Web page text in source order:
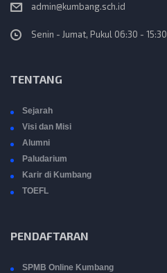
admin@kumbang.sch.id
Senin - Jumat, Pukul 06:30 - 15:30
TENTANG
Sejarah
Visi dan Misi
Alumni
Paludarium
Karir di Kumbang
TOEFL
PENDAFTARAN
SPMB Online Kumbang